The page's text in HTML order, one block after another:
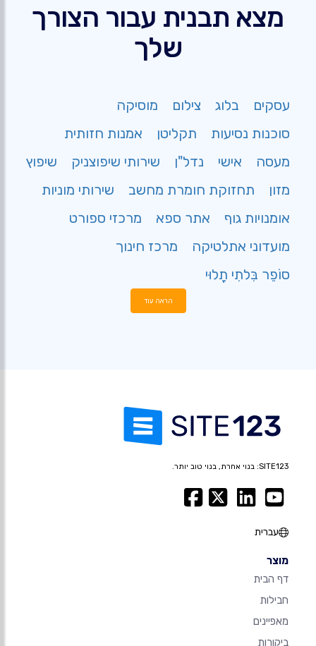
מצא תבנית עבור הצורך
שלך
עסקים בלוג צילום
מוסיקה
סוכנות נסיעות
תקליטן
אמנות חזותית
מעסה
אישי נדל"ן שירותי שיפוצניק
שיפוץ
מזון
תחזוקת חומרת מחשב
שירותי מוניות
אומנויות גוף
אתר ספא
מרכזי ספורט
מועדוני אתלטיקה
מרכז חינוך
סוֹפֵר בִּלתִי תָלוּי
הראה עוד
SITE123: בנוי אחרת, בנוי טוב יותר.
עברית
מוצר
דף הבית
חבילות
מאפיינים
ביקורות